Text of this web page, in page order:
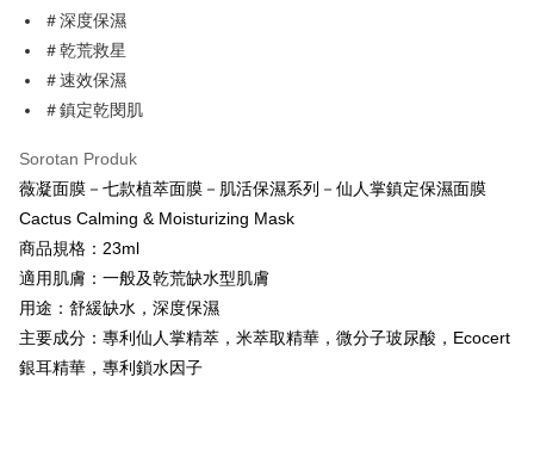
Apple Pay
JKOPAY
Easy Wallet
AFTEE
Deskripsi
Pertama, Mengenai Perkhidmatan AFTEE Beli Sekarang Bayar Kemudian
pengesahan AFTEE akan muncul.
2. Anda boleh meneruskan pembayaran selepas pengesahan SMS.
3. Tiada bayaran diperlukan apabila pesanan disahkan. Produk akan
dihantar ke alamat yang ditetapkan.
4. Setelah pesanan disahkan, anda akan menerima SMS pembayaran
Pemindahan ATM
Pilihan Penghantaran
＃深度保濕
＃乾荒救星
＃速效保濕
＃鎮定乾閔肌
Sorotan Produk
薇凝面膜－七款植萃面膜－肌活保濕系列－仙人掌鎮定保濕面膜
Cactus Calming & Moisturizing Mask
商品規格：23ml
適用肌膚：一般及乾荒缺水型肌膚
用途：舒緩缺水，深度保濕
主要成分：專利仙人掌精萃，米萃取精華，微分子玻尿酸，Ecocert
銀耳精華，專利鎖水因子